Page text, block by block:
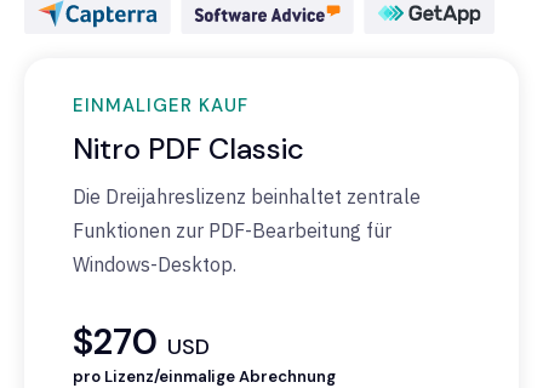
EINMALIGER KAUF
Nitro PDF Classic
Die Dreijahreslizenz beinhaltet zentrale
Funktionen zur PDF-Bearbeitung für
Windows-Desktop.
$270 USD
pro Lizenz/einmalige Abrechnung